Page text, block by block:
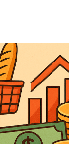
je geld lange tijd
of ETF’s en
laat je het
simpel: hoe langer
je rendement
concept van timing
moment in of